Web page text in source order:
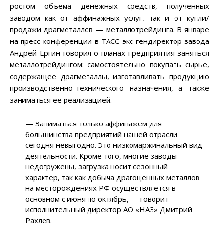
ростом объема денежных средств, полученных
заводом как от аффинажных услуг, так и от купли/
продажи драгметаллов — металлотрейдинга. В январе
на пресс-конференции в ТАСС экс-гендиректор завода
Андрей Ергин говорил о планах предприятия заняться
металлотрейдингом: самостоятельно покупать сырье,
содержащее драгметаллы, изготавливать продукцию
производственно-технического назначения, а также
заниматься ее реализацией.
— Заниматься только аффинажем для
большинства предприятий нашей отрасли
сегодня невыгодно. Это низкомаржинальный вид
деятельности. Кроме того, многие заводы
недогружены, загрузка носит сезонный
характер, так как добыча драгоценных металлов
на месторождениях РФ осуществляется в
основном с июня по октябрь, — говорит
исполнительный директор АО «НАЗ» Дмитрий
Рахлев.